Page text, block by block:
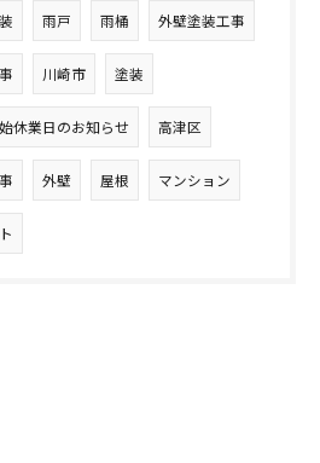
雨戸 雨桶 外壁塗装工事
川崎市 塗装
休業日のお知らせ 高津区
外壁 屋根 マンション